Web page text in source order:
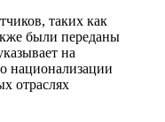
таких как
были переданы
на
национализации
отраслях